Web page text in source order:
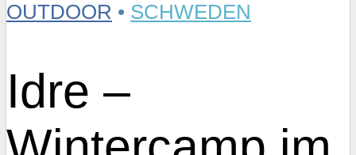
OUTDOOR • SCHWEDEN
Idre –